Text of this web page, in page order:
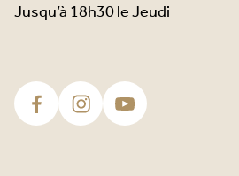
Jusqu’à 18h30 le Jeudi